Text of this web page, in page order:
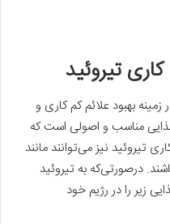
تیروئید
زمینه بهبود علائم کم کاری و
غذایی مناسب و اصولی است که
تیروئید نیز می‌توانند مانند
درصورتی‌که به تیروئید
زیر را در رژیم خود